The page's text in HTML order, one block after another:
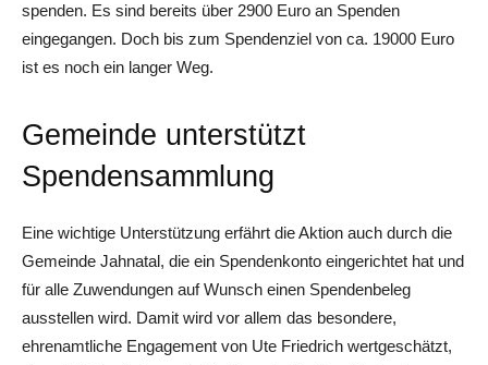
spenden. Es sind bereits über 2900 Euro an Spenden
eingegangen. Doch bis zum Spendenziel von ca. 19000 Euro
ist es noch ein langer Weg.
Gemeinde unterstützt
Spendensammlung
Eine wichtige Unterstützung erfährt die Aktion auch durch die
Gemeinde Jahnatal, die ein Spendenkonto eingerichtet hat und
für alle Zuwendungen auf Wunsch einen Spendenbeleg
ausstellen wird. Damit wird vor allem das besondere,
ehrenamtliche Engagement von Ute Friedrich wertgeschätzt,